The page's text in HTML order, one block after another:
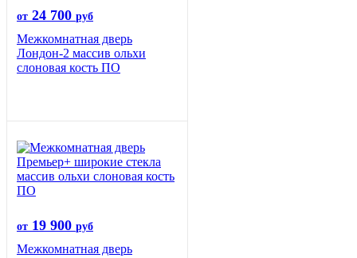
от 24 700 руб
Межкомнатная дверь
Лондон-2 массив ольхи
слоновая кость ПО
от 19 900 руб
Межкомнатная дверь